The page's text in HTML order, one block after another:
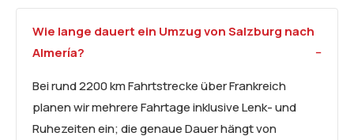
Wie lange dauert ein Umzug von Salzburg nach
Almería?
Bei rund 2200 km Fahrtstrecke über Frankreich
planen wir mehrere Fahrtage inklusive Lenk- und
Ruhezeiten ein; die genaue Dauer hängt von